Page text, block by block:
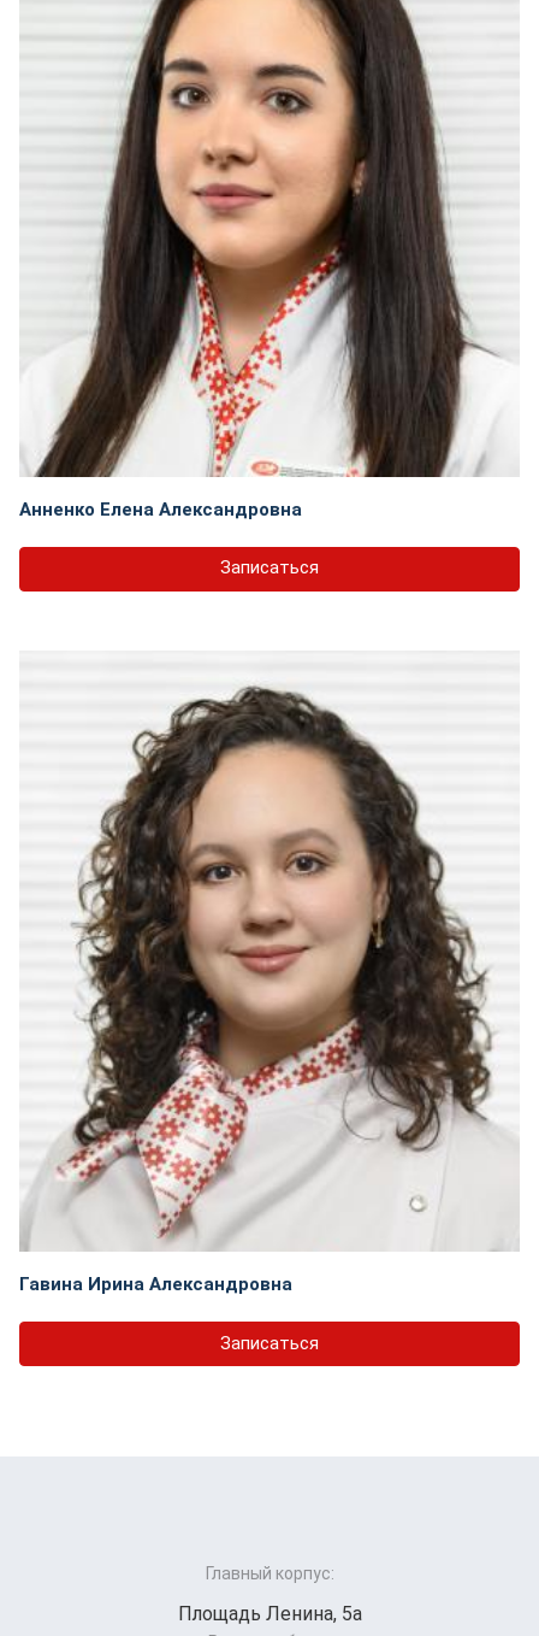
Анненко Елена Александровна
Записаться
Гавина Ирина Александровна
Записаться
Главный корпус:
Площадь Ленина, 5а